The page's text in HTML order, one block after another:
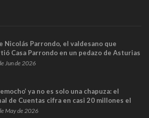
Nicolás Parrondo, el valdesano que
Casa Parrondo en un pedazo de Asturias
Jun de 2026
ya no es solo una chapuza: el
de Cuentas cifra en casi 20 millones el
de los trenes que no cabían por los
May de 2026